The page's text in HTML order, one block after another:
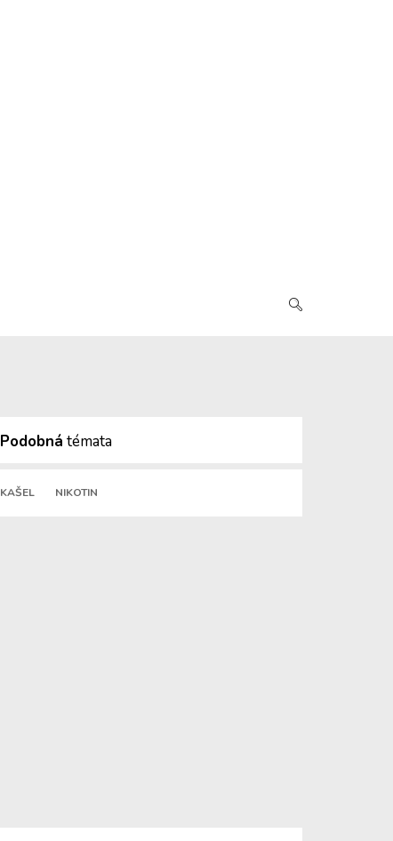
Podobná témata
KAŠEL NIKOTIN